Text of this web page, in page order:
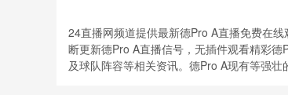
24直播网频道提供最新德Pro A直播免费在
断更新德Pro A直播信号，无插件观看精彩
及球队阵容等相关资讯。德Pro A现有等强壮